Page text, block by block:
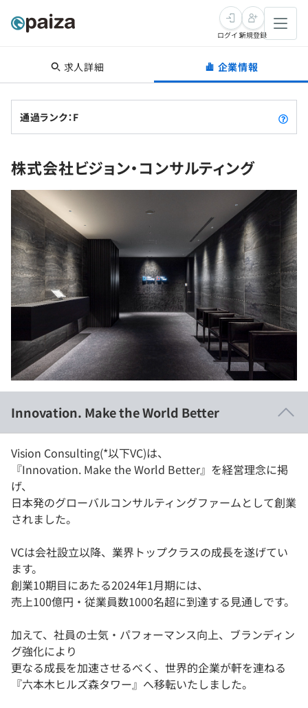
転職・キャリア
転職成功ガイド
転職エージェント
インタビュー
転職成功ガイド
新卒就活
求人検索
本選考
インターン
新卒エージェント
イベント・セミナー
インタビュー
学習
講座一覧
問題集
4択課題
ナレッジ
リファレンス
プラン
個人向けプラン
法人向けプラン
学校向けプラン
契約内容・クーポン
スキルチェック
プログラミング言語
SQL
評価結果一覧
再チャレンジ結果一覧
ゲーム・マンガ
メディア
Tech Team Journal
paiza times
note
paizaとは？
ログイン新規登録
求人詳細 企業情報
通過ランク：F
株式会社ビジョン・コンサルティング
Innovation. Make the World Better
Vision Consulting(*以下VC)は、
『Innovation. Make the World Better』を経営理念に掲
げ、
日本発のグローバルコンサルティングファームとして創業
されました。
VCは会社設立以降、業界トップクラスの成長を遂げてい
ます。
創業10期目にあたる2024年1月期には、
売上100億円・従業員数1000名超に到達する見通しです。
加えて、社員の士気・パフォーマンス向上、ブランディン
グ強化により
更なる成長を加速させるべく、世界的企業が軒を連ねる
『六本木ヒルズ森タワー』へ移転いたしました。